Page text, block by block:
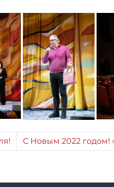
С Новым 2022 годом!